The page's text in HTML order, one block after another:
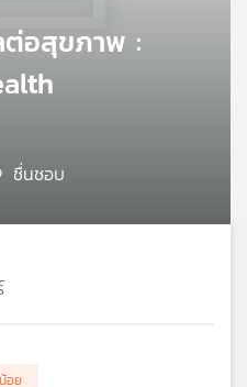
อสุขภาพ :
ชื่นชอบ
อย